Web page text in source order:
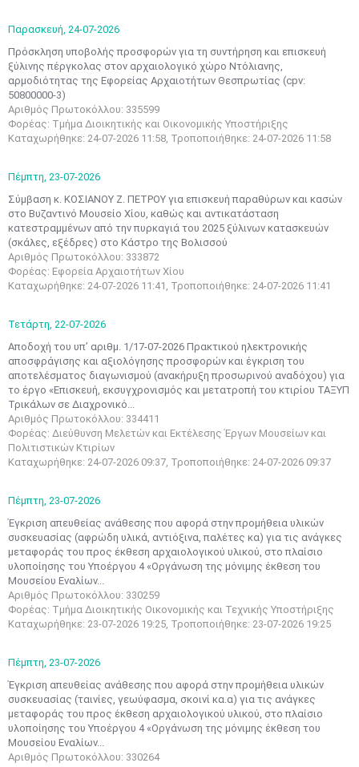
Παρασκευή, 24-07-2026
Πρόσκληση υποβολής προσφορών για τη συντήρηση και επισκευή
ξύλινης πέργκολας στον αρχαιολογικό χώρο Ντόλιανης,
αρμοδιότητας της Εφορείας Αρχαιοτήτων Θεσπρωτίας (cpv:
50800000-3)
Αριθμός Πρωτοκόλλου: 335599
Φορέας: Τμήμα Διοικητικής και Οικονομικής Υποστήριξης
Καταχωρήθηκε: 24-07-2026 11:58, Τροποποιήθηκε: 24-07-2026 11:58
Πέμπτη, 23-07-2026
Σύμβαση κ. ΚΟΣΙΑΝΟΥ Ζ. ΠΕΤΡΟΥ για επισκευή παραθύρων και κασών
στο Βυζαντινό Μουσείο Χίου, καθώς και αντικατάσταση
κατεστραμμένων από την πυρκαγιά του 2025 ξύλινων κατασκευών
(σκάλες, εξέδρες) στο Κάστρο της Βολισσού
Αριθμός Πρωτοκόλλου: 333872
Φορέας: Εφορεία Αρχαιοτήτων Χίου
Καταχωρήθηκε: 24-07-2026 11:41, Τροποποιήθηκε: 24-07-2026 11:41
Τετάρτη, 22-07-2026
Αποδοχή του υπ’ αριθμ. 1/17-07-2026 Πρακτικού ηλεκτρονικής
αποσφράγισης και αξιολόγησης προσφορών και έγκριση του
αποτελέσματος διαγωνισμού (ανακήρυξη προσωρινού αναδόχου) για
το έργο «Επισκευή, εκσυγχρονισμός και μετατροπή του κτιρίου ΤΑΞΥΠ
Τρικάλων σε Διαχρονικό...
Αριθμός Πρωτοκόλλου: 334411
Φορέας: Διεύθυνση Μελετών και Εκτέλεσης Έργων Μουσείων και
Πολιτιστικών Κτιρίων
Καταχωρήθηκε: 24-07-2026 09:37, Τροποποιήθηκε: 24-07-2026 09:37
Πέμπτη, 23-07-2026
Έγκριση απευθείας ανάθεσης που αφορά στην προμήθεια υλικών
συσκευασίας (αφρώδη υλικά, αντιόξινα, παλέτες κα) για τις ανάγκες
μεταφοράς του προς έκθεση αρχαιολογικού υλικού, στο πλαίσιο
υλοποίησης του Υποέργου 4 «Οργάνωση της μόνιμης έκθεση του
Μουσείου Εναλίων...
Αριθμός Πρωτοκόλλου: 330259
Φορέας: Τμήμα Διοικητικής Οικονομικής και Τεχνικής Υποστήριξης
Καταχωρήθηκε: 23-07-2026 19:25, Τροποποιήθηκε: 23-07-2026 19:25
Πέμπτη, 23-07-2026
Έγκριση απευθείας ανάθεσης που αφορά στην προμήθεια υλικών
συσκευασίας (ταινίες, γεωύφασμα, σκοινί κα.α) για τις ανάγκες
μεταφοράς του προς έκθεση αρχαιολογικού υλικού, στο πλαίσιο
υλοποίησης του Υποέργου 4 «Οργάνωση της μόνιμης έκθεση του
Μουσείου Εναλίων...
Αριθμός Πρωτοκόλλου: 330264
• •
10
•
11
•
12
•
13
•
14
•
15
•
16
•
17
•
18
•
19
•
20
•
21
• •
22 23